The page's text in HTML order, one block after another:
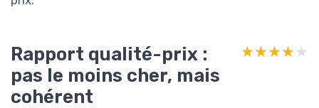
Rapport qualité-prix :
pas le moins cher, mais
cohérent
★★★★★
★★★★★